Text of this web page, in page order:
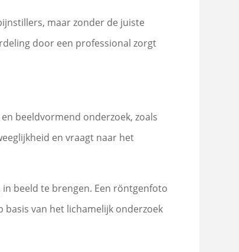
maar zonder de juiste
door een professional zorgt
beeldvormend onderzoek, zoals
en vraagt naar het
in beeld te brengen. Een röntgenfoto
van het lichamelijk onderzoek